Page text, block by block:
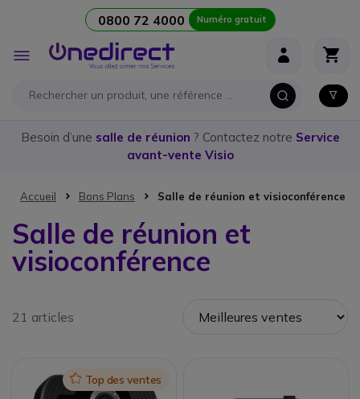
0800 72 4000 Numéro gratuit
Affichage
navigation
Besoin d’une salle de réunion ? Contactez notre Service
avant-vente Visio
Accueil Bons Plans Salle de réunion et visioconférence
Salle de réunion et
visioconférence
21 articles
IconTop des ventes